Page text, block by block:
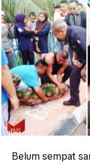
Belum sempat